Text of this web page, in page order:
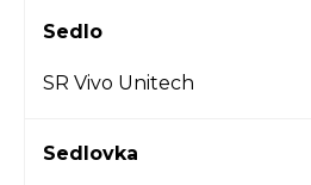
Sedlo
SR Vivo Unitech
Sedlovka